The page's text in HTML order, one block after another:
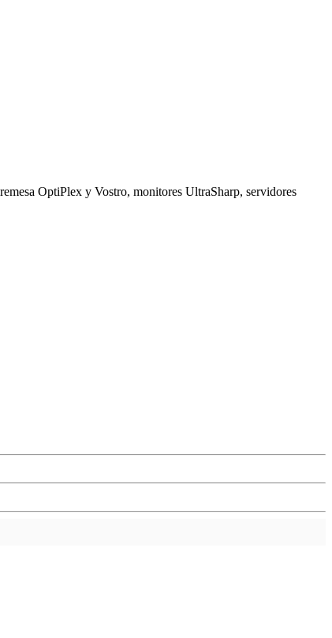
OptiPlex y Vostro, monitores UltraSharp, servidores